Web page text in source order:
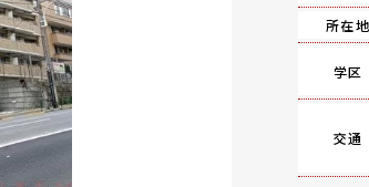
所在地
学区
交通